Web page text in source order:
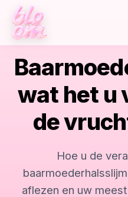
wat het u
de
Hoe u de
aflezen en uw